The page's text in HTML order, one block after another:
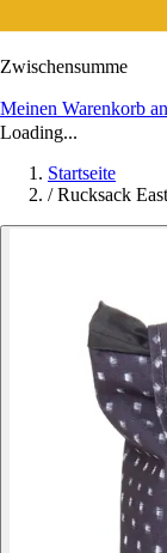
Zwischensumme
Meinen Warenkorb
Loading...
Startseite
/ Rucksack